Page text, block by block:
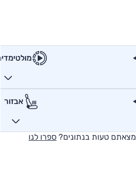
מולטימדיה
אבזור
מצאתם טעות בנתונים? ספרו לנו